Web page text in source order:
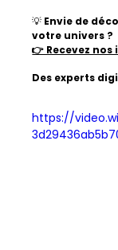
💡 Envie de
votre univers ?
👉 Recevez
Des experts
https://